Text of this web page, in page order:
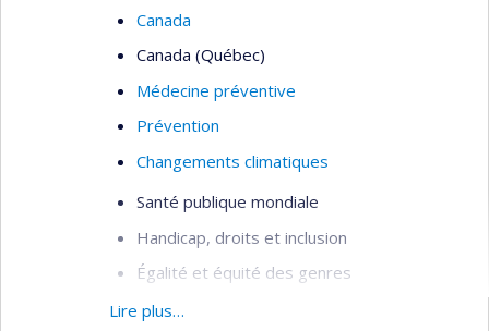
Canada
Canada (Québec)
Médecine préventive
Prévention
Changements climatiques
Santé publique mondiale
Handicap, droits et inclusion
Égalité et équité des genres
Intersectionnalité
Lire plus…